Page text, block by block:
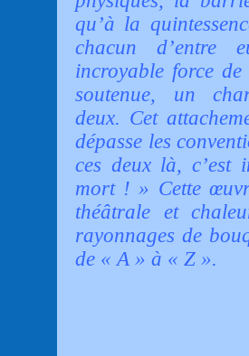
qu’à la
chacun d’entre
incroyable force
soutenue, un
deux. Cet
dépasse les
ces deux là,
mort ! » Cette
théâtrale et
rayonnages de
de « A » à « Z ».